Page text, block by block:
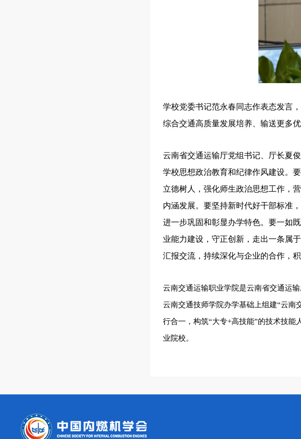
学校党委书记范永春同志作表态发言
综合交通高质量发展培养、输送更多优
云南省交通运输厅党组书记、厅长夏
学校思想政治教育和纪律作风建设。
立德树人，强化师生政治思想工作，
内涵发展。要坚持新时代好干部标准
进一步巩固和彰显办学特色。要一如
业能力建设，守正创新，走出一条属
汇报交流，持续深化与企业的合作，
云南交通运输职业学院是云南省交通运
云南交通技师学院办学基础上组建“云南
行合一，构筑“大专+高技能”的技术技
业院校。